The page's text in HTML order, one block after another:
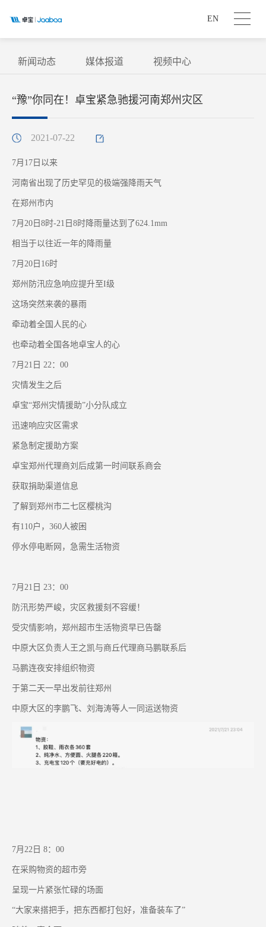
EN
新闻动态 媒体报道 视频中心
“豫”你同在！卓宝紧急驰援河南郑州灾区
2021-07-22
7月17日以来
河南省出现了历史罕见的极端强降雨天气
在郑州市内
7月20日8时-21日8时降雨量达到了624.1mm
相当于以往近一年的降雨量
7月20日16时
郑州防汛应急响应提升至I级
这场突然来袭的暴雨
牵动着全国人民的心
也牵动着全国各地卓宝人的心
7月21日 22：00
灾情发生之后
卓宝“郑州灾情援助”小分队成立
迅速响应灾区需求
紧急制定援助方案
卓宝郑州代理商刘后成第一时间联系商会
获取捐助渠道信息
了解到郑州市二七区樱桃沟
有110户，360人被困
停水停电断网，急需生活物资
7月21日 23：00
防汛形势严峻，灾区救援刻不容缓！
受灾情影响，郑州超市生活物资早已告罄
中原大区负责人王之凯与商丘代理商马鹏联系后
马鹏连夜安排组织物资
于第二天一早出发前往郑州
中原大区的李鹏飞、刘海涛等人一同运送物资
7月22日 8：00
在采购物资的超市旁
呈现一片紧张忙碌的场面
“大家来搭把手，把东西都打包好，准备装车了”